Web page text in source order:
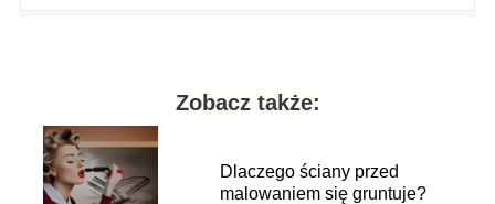
Zobacz także:
Dlaczego ściany przed
malowaniem się gruntuje?